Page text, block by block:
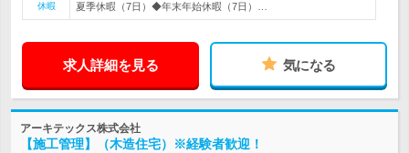
休暇
夏季休暇（7日）◆年末年始休暇（7日）…
求人詳細を見る 気になる
アーキテックス株式会社
【施工管理】（木造住宅）※経験者歓迎！